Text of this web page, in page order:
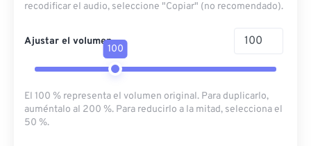
recodificar el audio, seleccione "Copiar" (no recomendado).
Ajustar el volumen
100
El 100 % representa el volumen original. Para duplicarlo,
auméntalo al 200 %. Para reducirlo a la mitad, selecciona el
50 %.